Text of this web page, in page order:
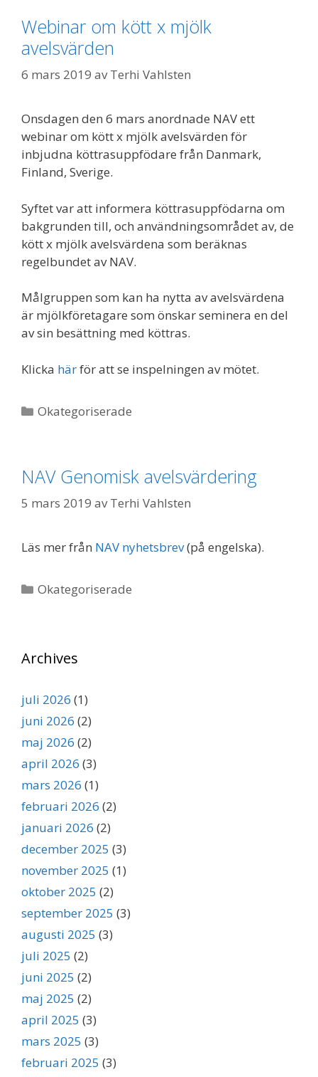
Webinar om kött x mjölk
avelsvärden
6 mars 2019 avTerhi Vahlsten
Onsdagen den 6 mars anordnade NAV ett
webinar om kött x mjölk avelsvärden för
inbjudna köttrasuppfödare från Danmark,
Finland, Sverige.
Syftet var att informera köttrasuppfödarna om
bakgrunden till, och användningsområdet av, de
kött x mjölk avelsvärdena som beräknas
regelbundet av NAV.
Målgruppen som kan ha nytta av avelsvärdena
är mjölkföretagare som önskar seminera en del
av sin besättning med köttras.
Klicka härför att se inspelningen av mötet.
Kategorier
Okategoriserade
NAV Genomisk avelsvärdering
5 mars 2019 avTerhi Vahlsten
Läs mer från NAV nyhetsbrev(på engelska).
Kategorier
Okategoriserade
Archives
juli 2026 (1)
juni 2026 (2)
maj 2026 (2)
april 2026 (3)
mars 2026 (1)
februari 2026 (2)
januari 2026 (2)
december 2025 (3)
november 2025 (1)
oktober 2025 (2)
september 2025 (3)
augusti 2025 (3)
juli 2025 (2)
juni 2025 (2)
maj 2025 (2)
april 2025 (3)
mars 2025 (3)
februari 2025 (3)